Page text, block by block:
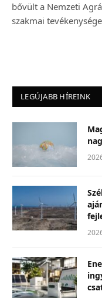
bővült a Nemzeti
szakmai
LEGÚJABB HÍREINK